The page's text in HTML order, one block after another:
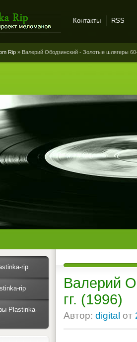
Контакты RSS
Rip » Валерий Ободзинский - Золотые шлягеры
Валерий
гг. (1996)
Автор: digital от
rip
rip
Plastinka-